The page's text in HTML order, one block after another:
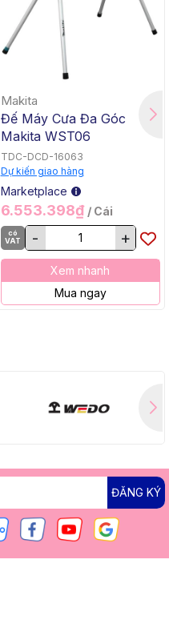
Makita
Đế Máy Cưa Đa Góc
Makita WST06
TDC-DCD-16063
Dự kiến giao hàng
Marketplace
6.553.398₫ / Cái
có
VAT
- +
Xem nhanh
Mua ngay
ĐĂNG KÝ